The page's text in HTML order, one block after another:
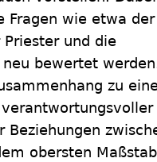
Fragen wie etwa der
und die
bewertet
zu
Beziehungen
obersten